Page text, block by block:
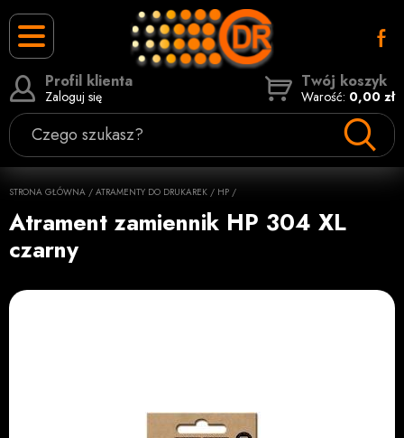
Czego szukasz?
Profil klienta
Zaloguj się
Twój koszyk
Warość: 0,00 zł
STRONA GŁÓWNA / ATRAMENTY DO DRUKAREK / HP /
Atrament zamiennik HP 304 XL
czarny